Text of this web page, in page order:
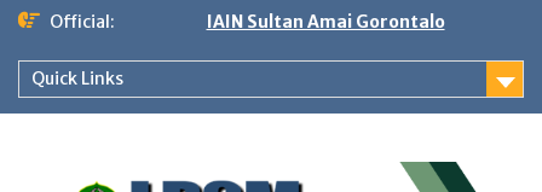
Skip
content
Official: IAIN Sultan Amai Gorontalo
Quick Links